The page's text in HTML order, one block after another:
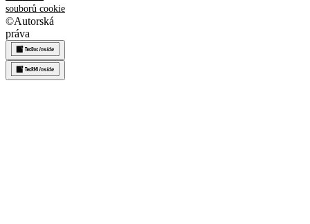
souborů cookie
©Autorská
práva